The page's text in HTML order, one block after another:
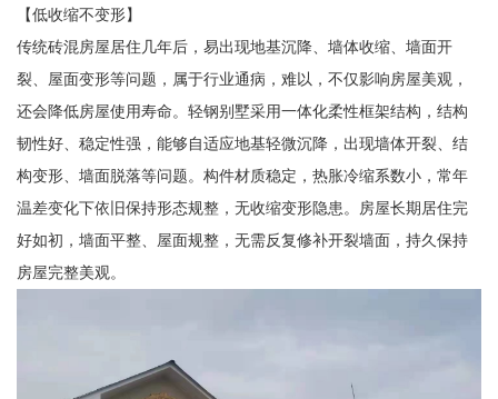
【低收缩不变形】
传统砖混房屋居住几年后，易出现地基沉降、墙体收缩、墙面开
裂、屋面变形等问题，属于行业通病，难以，不仅影响房屋美观，
还会降低房屋使用寿命。轻钢别墅采用一体化柔性框架结构，结构
韧性好、稳定性强，能够自适应地基轻微沉降，出现墙体开裂、结
构变形、墙面脱落等问题。构件材质稳定，热胀冷缩系数小，常年
温差变化下依旧保持形态规整，无收缩变形隐患。房屋长期居住完
好如初，墙面平整、屋面规整，无需反复修补开裂墙面，持久保持
房屋完整美观。